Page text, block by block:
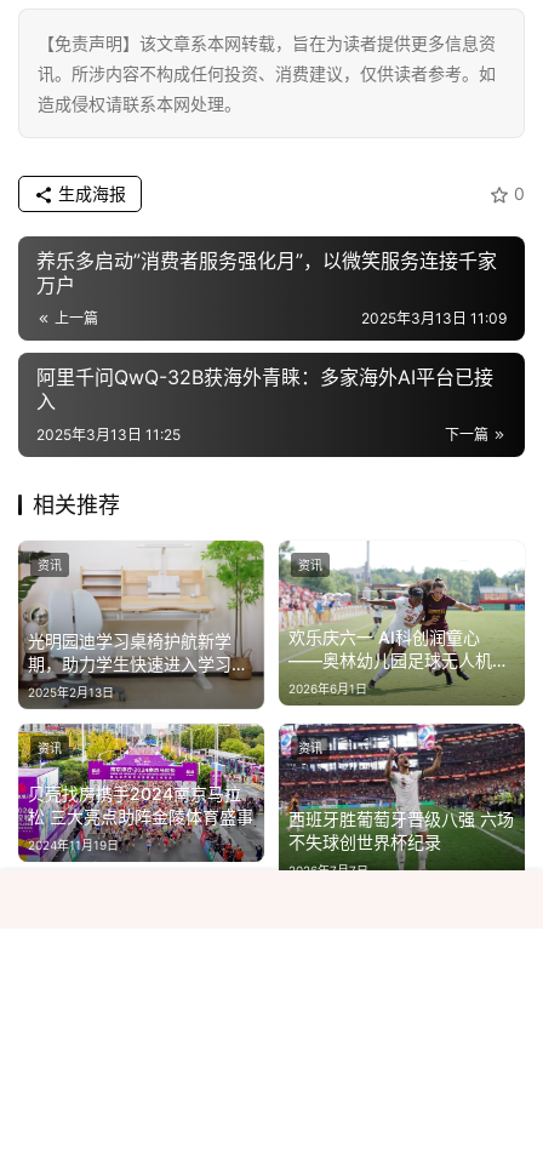
【免责声明】该文章系本网转载，旨在为读者提供更多信息资
讯。所涉内容不构成任何投资、消费建议，仅供读者参考。如
造成侵权请联系本网处理。
0
生成海报
养乐多启动”消费者服务强化月”，以微笑服务连接千家
万户
上一篇 2025年3月13日 11:09
阿里千问QwQ-32B获海外青睐：多家海外AI平台已接
入
下一篇
2025年3月13日 11:25
相关推荐
光明园迪学习桌椅护航新学
期，助力学生快速进入学习状
态
2025年2月13日
资讯
欢乐庆六一 AI科创润童心
——奥林幼儿园足球无人机主
题活动
2026年6月1日
资讯
贝壳找房携手2024南京马拉
松 三大亮点助阵金陵体育盛事
2024年11月19日
资讯
西班牙胜葡萄牙晋级八强 六场
不失球创世界杯纪录
2026年7月7日
资讯